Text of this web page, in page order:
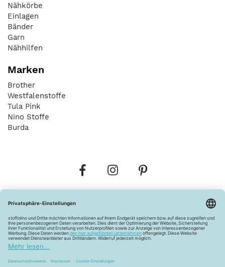
Nähkörbe
Einlagen
Bänder
Garn
Nähhilfen
Marken
Brother
Westfalenstoffe
Tula Pink
Nino Stoffe
Burda
Widerrufsbelehrung Vertrag widerrufen
Barrierefreiheitserklärung